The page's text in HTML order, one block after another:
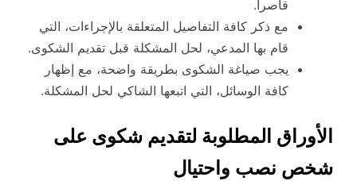
قاصراً.
مع ذكر كافة التفاصيل المتعلقة بالإجراءات، التي
قام بها المدعي، لحل المشكلة قبل تقديم الشكوى.
يجب صياغة الشكوى بطريقة واضحة، مع إظهار
كافة الوسائل، التي اتبعها الشاكي لحل المشكلة.
الأوراق المطلوبة لتقديم شكوى على
شخص نصب واحتيال